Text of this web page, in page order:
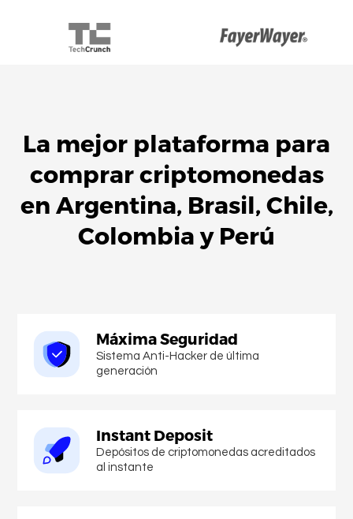
La mejor plataforma para
comprar criptomonedas
en Argentina, Brasil, Chile,
Colombiay Perú
Máxima Seguridad
Sistema Anti-Hacker de última
generación
Instant Deposit
Depósitos de criptomonedas acreditados
al instante